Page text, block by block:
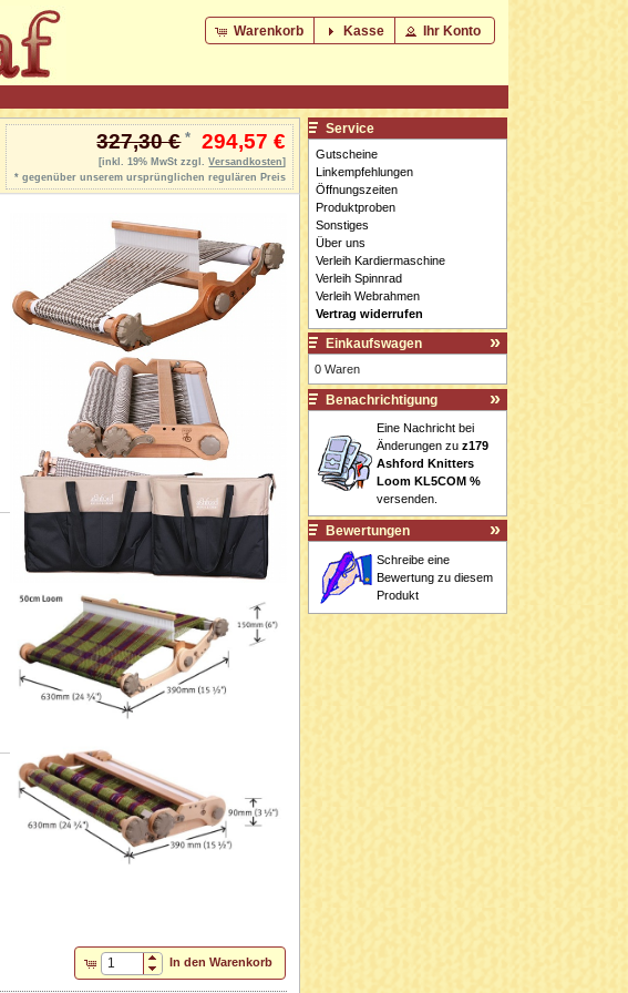
Warenkorb Kasse Ihr Konto
327,30 €* 294,57 €
[inkl. 19% MwSt zzgl.Versandkosten]
* gegenüber unserem ursprünglichen regulären Preis
In den Warenkorb
Service
Gutscheine
Linkempfehlungen
Öffnungszeiten
Produktproben
Sonstiges
Über uns
Verleih Kardiermaschine
Verleih Spinnrad
Verleih Webrahmen
Vertrag widerrufen
Einkaufswagen
0 Waren
Benachrichtigung
Eine Nachricht bei
Änderungen zuz179
Ashford Knitters
Loom KL5COM %
versenden.
Bewertungen
Schreibe eine
Bewertung zu diesem
Produkt